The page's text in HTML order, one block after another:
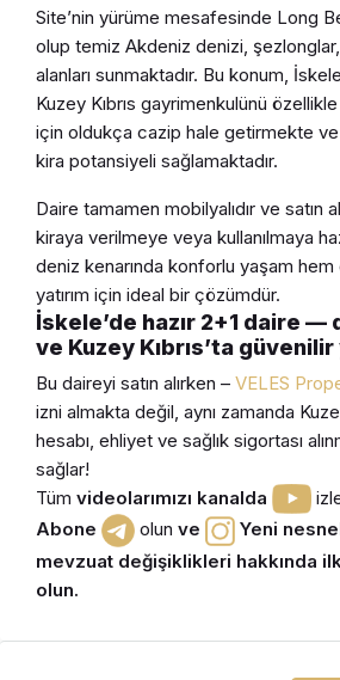
Site’nin yürüme mesafesinde Long
olup temiz Akdeniz denizi,
alanları sunmaktadır. Bu konum,
Kuzey Kıbrıs gayrimenkulünü
için oldukça cazip hale getirmekte
kira potansiyeli sağlamaktadır.
Daire tamamen mobilyalıdır ve satın
kiraya verilmeye veya kullanılmaya
deniz kenarında konforlu yaşam hem
yatırım için ideal bir çözümdür.
İskele’de hazır 2+1 daire —
ve Kuzey Kıbrıs’ta güvenilir
Bu daireyi satın alırken – VELES
izni almakta değil, aynı zamanda
hesabı, ehliyet ve sağlık sigortası
sağlar!
Tüm videolarımızı kanalda
Abone
olun ve
Yeni
mevzuat değişiklikleri hakkında
olun.